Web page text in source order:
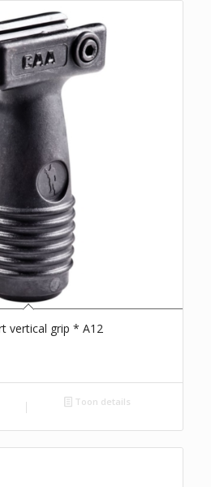
vertical grip * A12
Toon details